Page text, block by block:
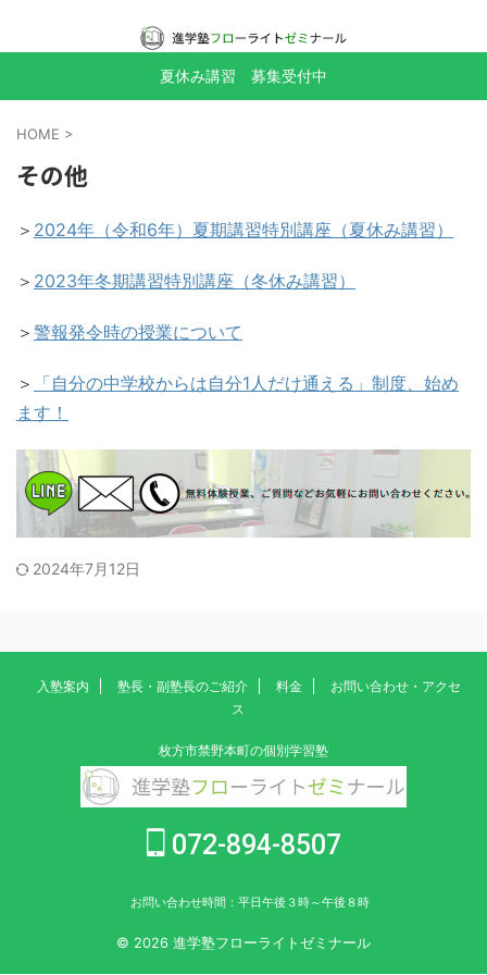
夏休み講習 募集受付中
HOME >
その他
＞ 2024年（令和6年）夏期講習特別講座（夏休み講習）
＞ 2023年冬期講習特別講座（冬休み講習）
＞ 警報発令時の授業について
＞
「自分の中学校からは自分1人だけ通える」制度、始め
ます！
2024年7月12日
入塾案内 塾長・副塾長のご紹介 料金
お問い合わせ・アクセ
ス
枚方市禁野本町の個別学習塾
072-894-8507
お問い合わせ時間：平日午後３時～午後８時
© 2026 進学塾フローライトゼミナール